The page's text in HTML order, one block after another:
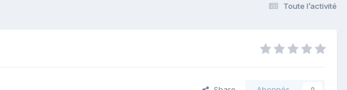
Toute l’activité